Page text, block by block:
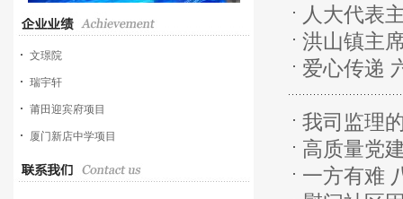
文璟院
瑞宇轩
莆田迎宾府项目
厦门新店中学项目
人大代表
洪山镇主
爱心传递
我司监理
高质量党
一方有难